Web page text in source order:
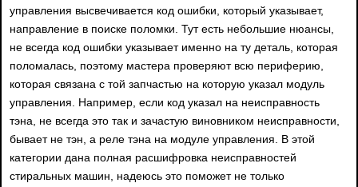
управления высвечивается код ошибки, который указывает,
направление в поиске поломки. Тут есть небольшие нюансы,
не всегда код ошибки указывает именно на ту деталь, которая
поломалась, поэтому мастера проверяют всю периферию,
которая связана с той запчастью на которую указал модуль
управления. Например, если код указал на неисправность
тэна, не всегда это так и зачастую виновником неисправности,
бывает не тэн, а реле тэна на модуле управления. В этой
категории дана полная расшифровка неисправностей
стиральных машин, надеюсь это поможет не только